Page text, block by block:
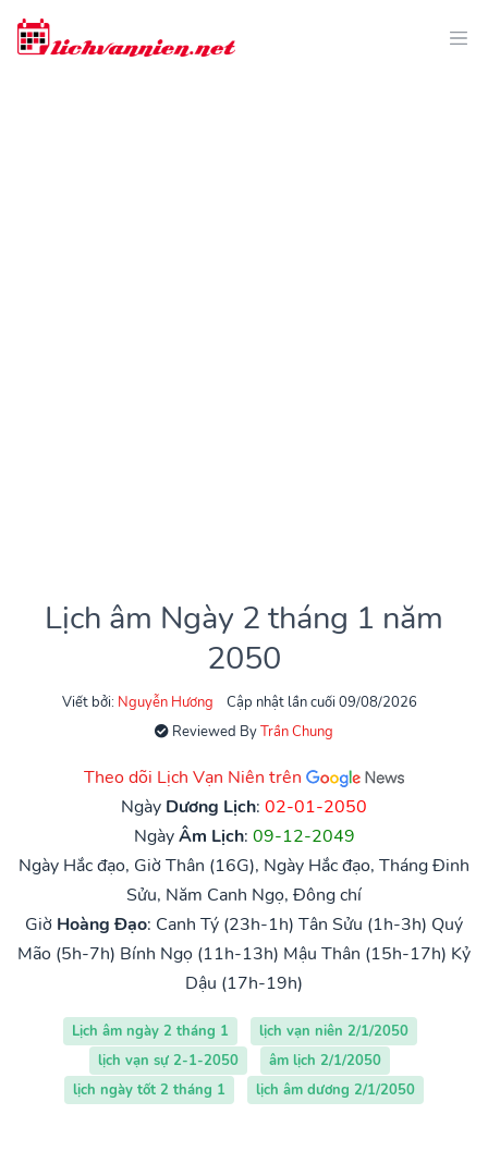
Lịch âm Ngày 2 tháng 1 năm
2050
Viết bởi: Nguyễn Hương
Cập nhật lần cuối 09/08/2026
Reviewed ByTrần Chung
Theo dõi Lịch Vạn Niên trên
Ngày Dương Lịch: 02-01-2050
NgàyÂm Lịch: 09-12-2049
Ngày Hắc đạo, Giờ Thân (16G), Ngày Hắc đạo, Tháng Đinh
Sửu, Năm Canh Ngọ, Đông chí
Giờ Hoàng Đạo: Canh Tý (23h-1h) Tân Sửu (1h-3h) Quý
Mão (5h-7h) Bính Ngọ (11h-13h) Mậu Thân (15h-17h) Kỷ
Dậu (17h-19h)
Lịch âm ngày 2 tháng 1
lịch vạn niên 2/1/2050
lịch vạn sự 2-1-2050
âm lịch 2/1/2050
lịch ngày tốt 2 tháng 1
lịch âm dương 2/1/2050